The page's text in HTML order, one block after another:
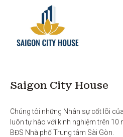
Saigon City House
Chúng tôi những Nhân sự cốt lõi
luôn tự hào với kinh nghiệm trên
BĐS Nhà phố Trung tâm Sài Gòn.